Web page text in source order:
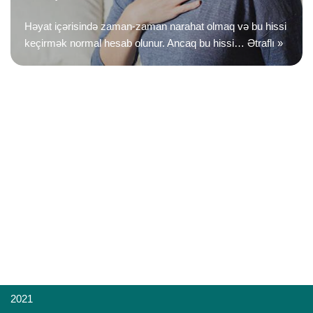
Həyat içərisində zaman-zaman narahat olmaq və bu hissi
keçirmək normal hesab olunur. Ancaq bu hissi… Ətraflı »
2021